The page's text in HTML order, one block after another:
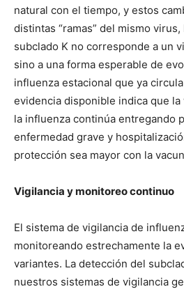
natural con el tiempo, y estos
distintas “ramas” del mismo
subclado K no corresponde a un
sino a una forma esperable de
influenza estacional que ya
evidencia disponible indica que
la influenza continúa entregando
enfermedad grave y
protección sea mayor con la
Vigilancia y monitoreo continuo
El sistema de vigilancia de
monitoreando estrechamente la
variantes. La detección del
nuestros sistemas de vigilancia